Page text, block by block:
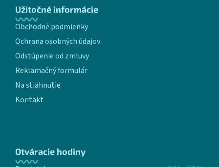
Užitočné informácie
Obchodné podmienky
Ochrana osobných údajov
Odstúpenie od zmluvy
Reklamačný formulár
Na stiahnutie
Kontakt
Otváracie hodiny